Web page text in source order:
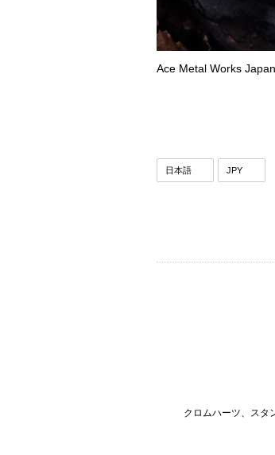
Ace Metal Works
クロムハーツ、スタ